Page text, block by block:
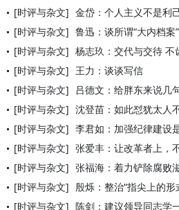
[时评与杂文] 金岱：个人主义不是利己主义
[时评与杂文] 鲁迅：谈所谓“大内档案
[时评与杂文] 杨志玖：交代与交待 不
[时评与杂文] 王力：谈谈写信
[时评与杂文]
吕德文：给胖东来说几
[时评与杂文] 沈登苗：如此怼犹太人不妥——请
[时评与杂文] 李君如：加强纪律建设
[时评与杂文] 张爱丰：让改革者上，
[时评与杂文] 张福海：着力铲除腐败
[时评与杂文] 殷烁：整治“指尖上的形
[时评与杂文] 陈剑：建议领导同志学一些政治